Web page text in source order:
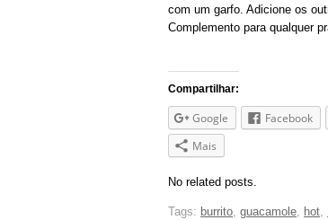
com um garfo. Adicione os
Complemento para qualquer
Compartilhar:
Google Facebook
Mais
No related posts.
Tags: burrito, guacamole, hot,